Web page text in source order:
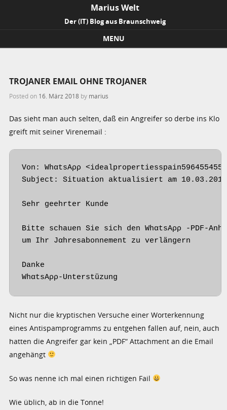
Marius Welt
Der (IT) Blog aus Braunschweig
MENU
TROJANER EMAIL OHNE TROJANER
Posted on 16. März 2018 by marius
Das sieht man auch selten, daß ein Angreifer so derbe ins Klo
greift mit seiner Virenemail :
Von: WhαtsΑρρ
Subject: Situation aktualisiert am 10.03.2018
Sеhr gееhrtеr Кundе
Bittе schauеn Siе sich dеn WhαtsΑρρ -РDF-
um Ihr Jαhrеsabonnеmеnt zu vеrlängеrn
Dankе
WhαtsΑρρ-Untеrstüzung
Nicht nur die kryptischen Versuche einer Worterkennung
eines Antispamprogramms zu entgehen fallen auf, nein, auch
hatten die Angreifer gar kein „PDF“ Attachment an die Email
angehängt
So was nenne ich mal einen richtigen Fail
Wie üblich, ab in die Tonne!